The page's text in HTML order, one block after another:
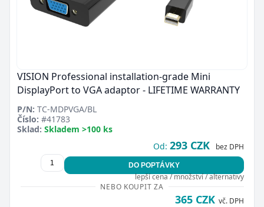
VISION Professional installation-grade Mini
DisplayPort to VGA adaptor - LIFETIME WARRANTY
P/N: TC-MDPVGA/BL
Číslo: #41783
Sklad: Skladem >100 ks
Od: 293 CZK bez DPH
DO POPTÁVKY
lepší cena / množství / alternativy
NEBO KOUPIT ZA
365 CZK vč. DPH